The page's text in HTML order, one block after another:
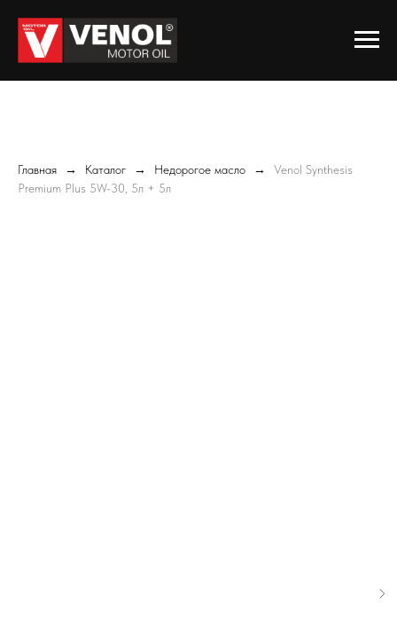
Главная Каталог Недорогое масло
Venol Synthesis
Premium Plus 5W-30, 5л + 5л